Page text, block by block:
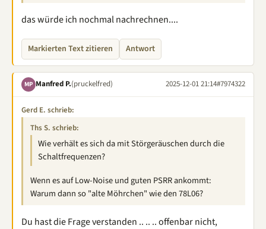
das würde ich nochmal nachrechnen....
Markierten Text zitieren Antwort
MP Manfred P.(pruckelfred) 2025-12-01 21:14#7974322
Gerd E. schrieb:
Ths S. schrieb:
Wie verhält es sich da mit Störgeräuschen durch die
Schaltfrequenzen?
Wenn es auf Low-Noise und guten PSRR ankommt:
Warum dann so "alte Möhrchen" wie den 78L06?
Du hast die Frage verstanden .. .. .. offenbar nicht,